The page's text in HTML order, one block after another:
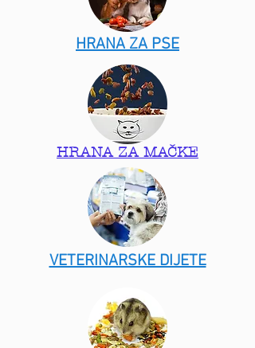
HRANA ZA PSE
HRANA ZA MAČKE
VETERINARSKE DIJETE